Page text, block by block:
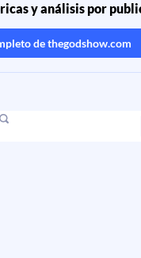
y análisis por
dethegodshow.com